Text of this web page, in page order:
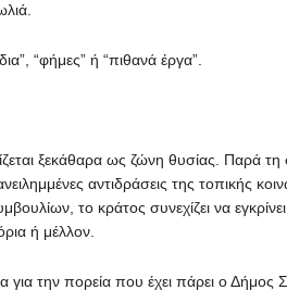
“φήμες” ή “πιθανά έργα”.
ξεκάθαρα ως ζώνη θυσίας. Παρά τη
αντιδράσεις της τοπικής
το κράτος συνεχίζει να
ή μέλλον.
την πορεία που έχει πάρει ο Δήμος